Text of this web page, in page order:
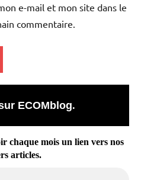
e-mail et mon site dans le
commentaire.
ECOMblog.
chaque mois un lien vers nos
articles.